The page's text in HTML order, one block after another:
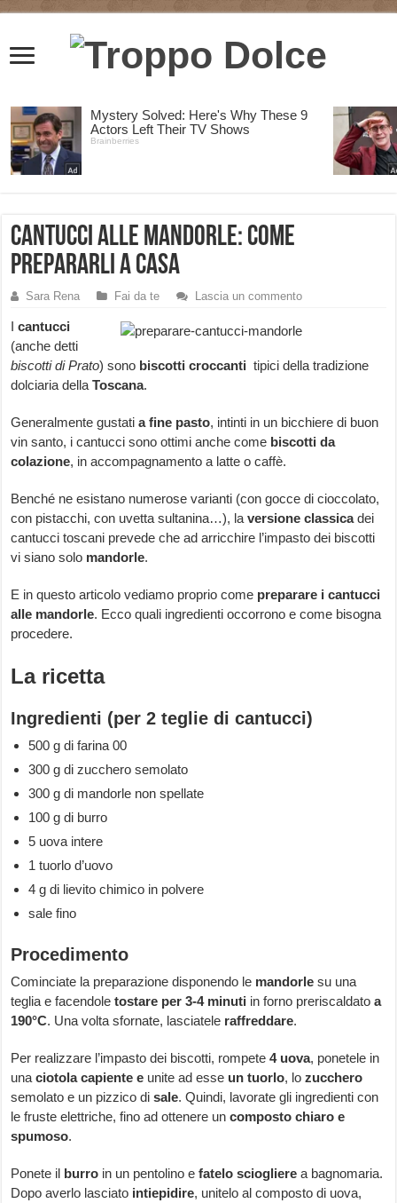
Cantucci alle mandorle: come
prepararli a casa
Sara Rena Fai da te Lascia un commento
Icantucci
(anche detti
biscotti di Prato) sono biscotti croccanti tipici della tradizione
dolciaria dellaToscana.
Generalmente gustatia fine pasto, intinti in un bicchiere di buon
vin santo, i cantucci sono ottimi anche come biscotti da
colazione, in accompagnamento a latte o caffè.
Benché ne esistano numerose varianti (con gocce di cioccolato,
con pistacchi, con uvetta sultanina…), laversione classicadei
cantucci toscani prevede che ad arricchire l’impasto dei biscotti
vi siano solo mandorle.
E in questo articolo vediamo proprio come preparare i cantucci
alle mandorle. Ecco quali ingredienti occorrono e come bisogna
procedere.
La ricetta
Ingredienti (per 2 teglie di cantucci)
500 g di farina 00
300 g di zucchero semolato
300 g di mandorle non spellate
100 g di burro
5 uova intere
1 tuorlo d’uovo
4 g di lievito chimico in polvere
sale fino
Procedimento
Cominciate la preparazione disponendo le mandorle su una
teglia e facendoletostare per 3-4 minuti in forno preriscaldatoa
190°C. Una volta sfornate, lasciatele raffreddare.
Per realizzare l’impasto dei biscotti, rompete4 uova, ponetele in
una ciotola capiente e unite ad esse un tuorlo, lozucchero
semolato e un pizzico disale. Quindi, lavorate gli ingredienti con
le fruste elettriche, fino ad ottenere uncomposto chiaro e
spumoso.
Ponete il burro in un pentolino efatelo sciogliere a bagnomaria.
Dopo averlo lasciato intiepidire, unitelo al composto di uova,